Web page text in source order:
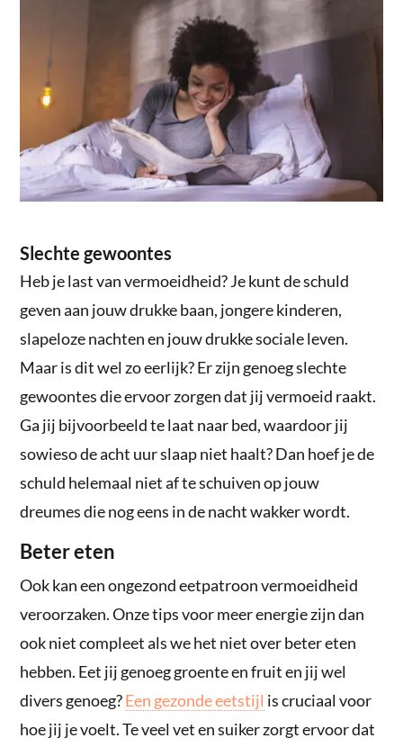
Slechte gewoontes
Heb je last van vermoeidheid? Je kunt de schuld
geven aan jouw drukke baan, jongere kinderen,
slapeloze nachten en jouw drukke sociale leven.
Maar is dit wel zo eerlijk? Er zijn genoeg slechte
gewoontes die ervoor zorgen dat jij vermoeid raakt.
Ga jij bijvoorbeeld te laat naar bed, waardoor jij
sowieso de acht uur slaap niet haalt? Dan hoef je de
schuld helemaal niet af te schuiven op jouw
dreumes die nog eens in de nacht wakker wordt.
Beter eten
Ook kan een ongezond eetpatroon vermoeidheid
veroorzaken. Onze tips voor meer energie zijn dan
ook niet compleet als we het niet over beter eten
hebben. Eet jij genoeg groente en fruit en jij wel
divers genoeg?Een gezonde eetstijl is cruciaal voor
hoe jij je voelt. Te veel vet en suiker zorgt ervoor dat